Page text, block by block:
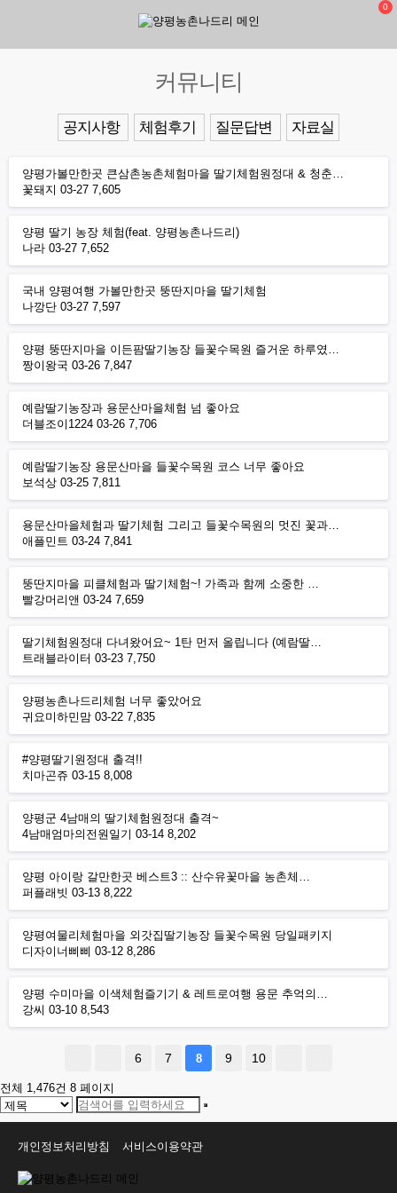
0
커뮤니티
공지사항 체험후기 질문답변 자료실
양평가볼만한곳 큰삼촌농촌체험마을 딸기체험원정대 & 청춘…
꽃돼지 03-27 7,605
양평 딸기 농장 체험(feat. 양평농촌나드리)
나라 03-27 7,652
국내 양평여행 가볼만한곳 뚱딴지마을 딸기체험
나깡단 03-27 7,597
양평 뚱딴지마을 이든팜딸기농장 들꽃수목원 즐거운 하루였…
짱이왕국 03-26 7,847
예람딸기농장과 용문산마을체험 넘 좋아요
더블조이1224 03-26 7,706
예람딸기농장 용문산마을 들꽃수목원 코스 너무 좋아요
보석상 03-25 7,811
용문산마을체험과 딸기체험 그리고 들꽃수목원의 멋진 꽃과…
애플민트 03-24 7,841
뚱딴지마을 피클체험과 딸기체험~! 가족과 함께 소중한 …
빨강머리앤 03-24 7,659
딸기체험원정대 다녀왔어요~ 1탄 먼저 올립니다 (예람딸…
트래블라이터 03-23 7,750
양평농촌나드리체험 너무 좋았어요
귀요미하민맘 03-22 7,835
#양평딸기원정대 출격!!
치마곤쥬 03-15 8,008
양평군 4남매의 딸기체험원정대 출격~
4남매엄마의전원일기 03-14 8,202
양평 아이랑 갈만한곳 베스트3 :: 산수유꽃마을 농촌체…
퍼플래빗 03-13 8,222
양평여물리체험마을 외갓집딸기농장 들꽃수목원 당일패키지
디자이너삐삐 03-12 8,286
양평 수미마을 이색체험즐기기 & 레트로여행 용문 추억의…
강씨 03-10 8,543
6 7 8 9 10
전체 1,476건 8 페이지
개인정보처리방침 서비스이용약관